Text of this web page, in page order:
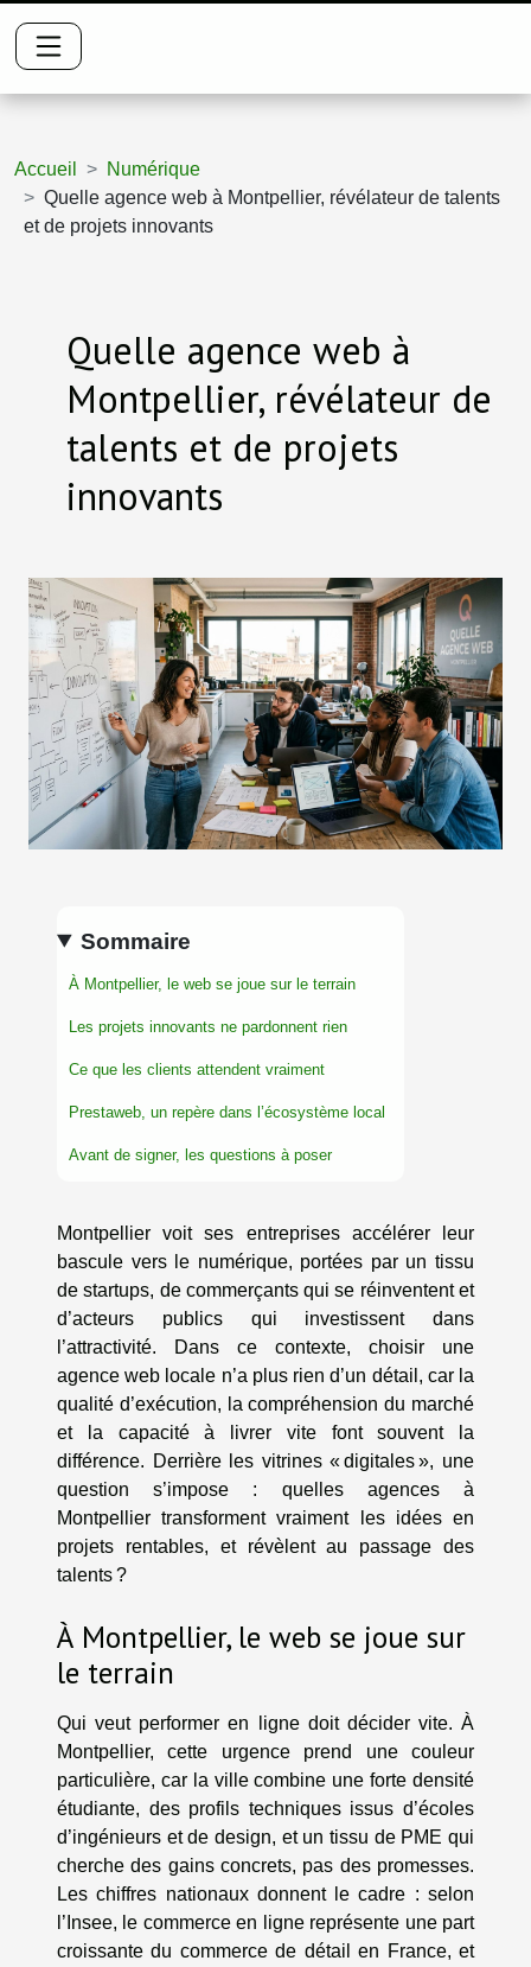
Accueil
Numérique
Quelle agence web à Montpellier, révélateur de talents
et de projets innovants
Quelle agence web à
Montpellier, révélateur de
talents et de projets
innovants
Sommaire
À Montpellier, le web se joue sur le terrain
Les projets innovants ne pardonnent rien
Ce que les clients attendent vraiment
Prestaweb, un repère dans l’écosystème local
Avant de signer, les questions à poser
Montpellier voit ses entreprises accélérer leur
bascule vers le numérique, portées par un tissu
de startups, de commerçants qui se réinventent et
d’acteurs publics qui investissent dans
l’attractivité. Dans ce contexte, choisir une
agence web locale n’a plus rien d’un détail, car la
qualité d’exécution, la compréhension du marché
et la capacité à livrer vite font souvent la
différence. Derrière les vitrines « digitales », une
question s’impose : quelles agences à
Montpellier transforment vraiment les idées en
projets rentables, et révèlent au passage des
talents ?
À Montpellier, le web se joue sur
le terrain
Qui veut performer en ligne doit décider vite. À
Montpellier, cette urgence prend une couleur
particulière, car la ville combine une forte densité
étudiante, des profils techniques issus d’écoles
d’ingénieurs et de design, et un tissu de PME qui
cherche des gains concrets, pas des promesses.
Les chiffres nationaux donnent le cadre : selon
l’Insee, le commerce en ligne représente une part
croissante du commerce de détail en France, et